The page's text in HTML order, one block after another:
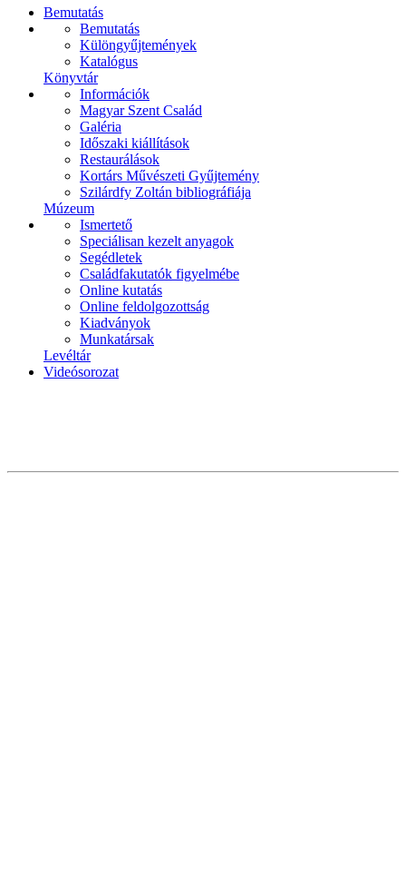
Bemutatás
Bemutatás
Különgyűjtemények
Katalógus
Könyvtár
Információk
Magyar Szent Család
Galéria
Időszaki kiállítások
Restaurálások
Kortárs Művészeti Gyűjtemény
Szilárdfy Zoltán bibliográfiája
Múzeum
Ismertető
Speciálisan kezelt anyagok
Segédletek
Családfakutatók figyelmébe
Online kutatás
Online feldolgozottság
Kiadványok
Munkatársak
Levéltár
Videósorozat